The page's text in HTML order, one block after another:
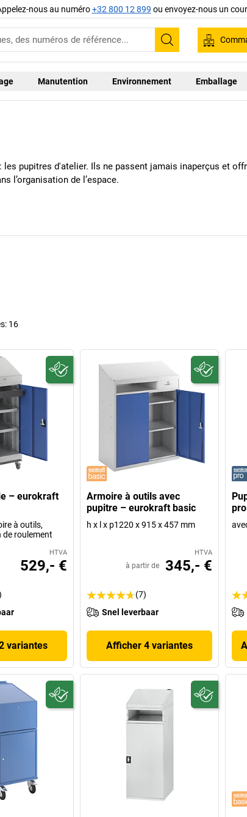
nous au numéro+32 800 12 899 ou envoyez-nous un
Recherche
Manutention Environnement Emballage
pupitres d'atelier. Ils ne passent jamais inaperçus et
l’organisation de l’espace.
16
– eurokraft
à outils,
de roulement
HTVA
529,- €
variantes
Armoire à outils avec
pupitre – eurokraft basic
h x l x p1220 x 915 x 457 mm
HTVA
à partir de 345,- €
(7)
Snel leverbaar
Afficher 4 variantes
pro